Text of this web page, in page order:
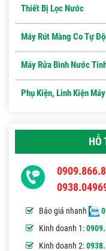
Thiết Bị Lọc Nước
Máy Rút Màng Co Tự
Máy Rửa Bình Nước
Phụ Kiện, Linh Kiện
HỖ
Báo giá nhanh
Kinh doanh 1:
Kinh doanh 2: